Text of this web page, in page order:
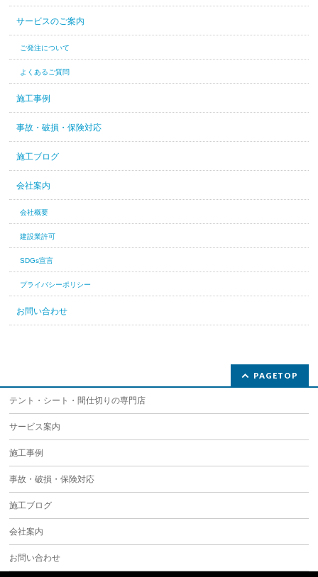
トップページ
サービスのご案内
ご発注について
よくあるご質問
施工ブログ
会社案内
会社概要
建設業許可
SDGs宣言
テント・シート・間仕切りの専門店
サービス案内
施工事例
事故・破損・保険対応
施工ブログ